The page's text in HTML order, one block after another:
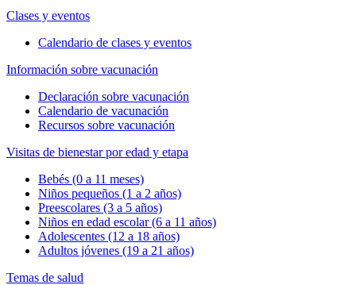
Clases y eventos
Calendario de clases y eventos
Información sobre vacunación
Declaración sobre vacunación
Calendario de vacunación
Recursos sobre vacunación
Visitas de bienestar por edad y etapa
Bebés (0 a 11 meses)
Niños pequeños (1 a 2 años)
Preescolares (3 a 5 años)
Niños en edad escolar (6 a 11 años)
Adolescentes (12 a 18 años)
Adultos jóvenes (19 a 21 años)
Temas de salud